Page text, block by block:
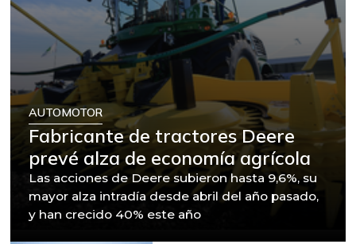
AUTOMOTOR
Fabricante de tractores Deere
prevé alza de economía agrícola
Las acciones de Deere subieron hasta 9,6%, su
mayor alza intradía desde abril del año pasado,
y han crecido 40% este año